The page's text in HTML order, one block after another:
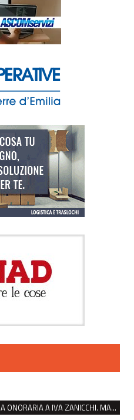
VENTASSO, SÌ ALLA CITTADINANZA ONORARIA A IVA ZANICCHI. MA BARGIACCHI: “È DI PESSIMO GUSTO”